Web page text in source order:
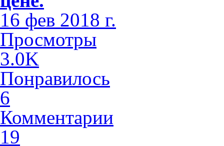
16 фев 2018 г.
Просмотры
3.0K
Понравилось
6
Комментарии
19